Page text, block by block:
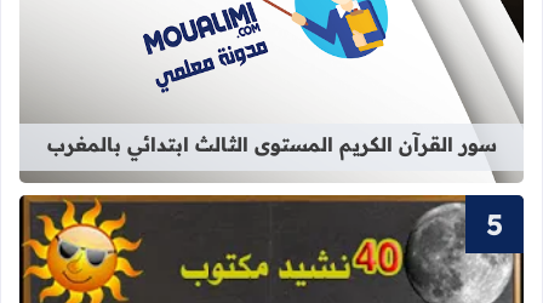
قراءة المزيد عن سور القرآن الكريم
سور القرآن الكريم المستوى الثالث ابتدائي بالمغرب